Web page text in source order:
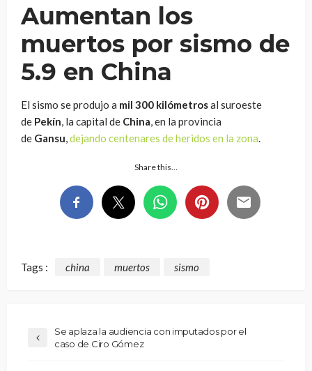
Aumentan los
muertos por sismo de
5.9 en China
El sismo se produjo a mil 300 kilómetrosal suroeste
de Pekín , la capital de China , en la provincia
de Gansu dejando centenares de heridos en la zona
Share this…
Tags : china muertos sismo
Se aplaza la audiencia con imputados por el
caso de Ciro Gómez